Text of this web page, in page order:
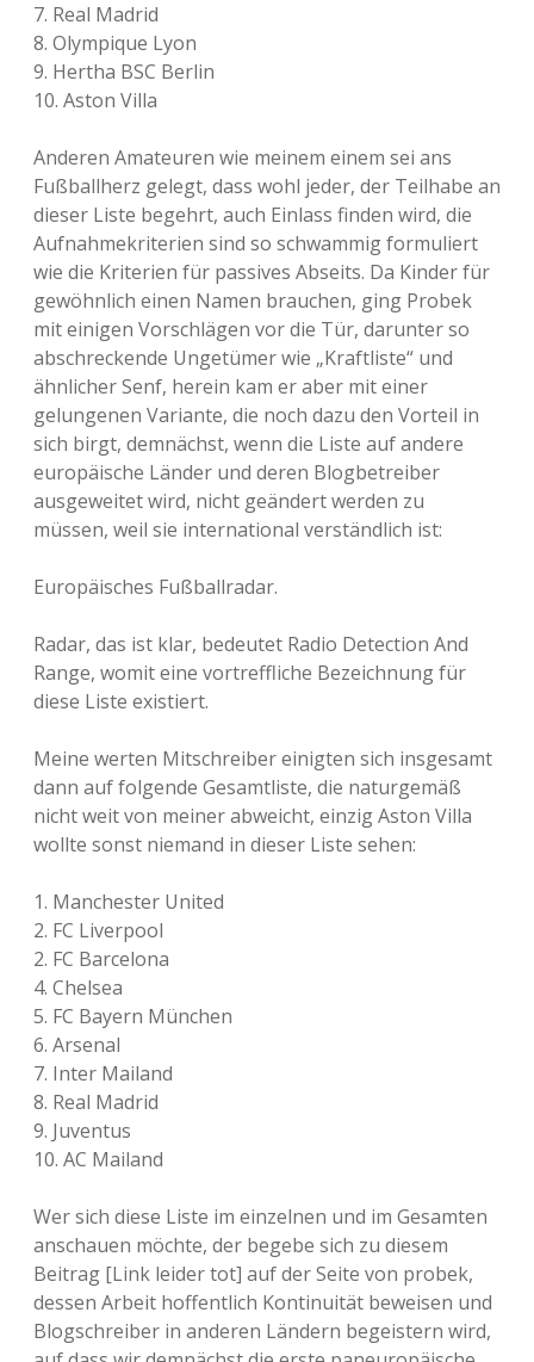
7. Real Madrid
8. Olympique Lyon
9. Hertha BSC Berlin
10. Aston Villa
Anderen Amateuren wie meinem einem sei ans
Fußballherz gelegt, dass wohl jeder, der Teilhabe an
dieser Liste begehrt, auch Einlass finden wird, die
Aufnahmekriterien sind so schwammig formuliert
wie die Kriterien für passives Abseits. Da Kinder für
gewöhnlich einen Namen brauchen, ging Probek
mit einigen Vorschlägen vor die Tür, darunter so
abschreckende Ungetümer wie „Kraftliste“ und
ähnlicher Senf, herein kam er aber mit einer
gelungenen Variante, die noch dazu den Vorteil in
sich birgt, demnächst, wenn die Liste auf andere
europäische Länder und deren Blogbetreiber
ausgeweitet wird, nicht geändert werden zu
müssen, weil sie international verständlich ist:
Europäisches Fußballradar.
Radar, das ist klar, bedeutet Radio Detection And
Range, womit eine vortreffliche Bezeichnung für
diese Liste existiert.
Meine werten Mitschreiber einigten sich insgesamt
dann auf folgende Gesamtliste, die naturgemäß
nicht weit von meiner abweicht, einzig Aston Villa
wollte sonst niemand in dieser Liste sehen:
1. Manchester United
2. FC Liverpool
2. FC Barcelona
4. Chelsea
5. FC Bayern München
6. Arsenal
7. Inter Mailand
8. Real Madrid
9. Juventus
10. AC Mailand
Wer sich diese Liste im einzelnen und im Gesamten
anschauen möchte, der begebe sich zu diesem
Beitrag [Link leider tot] auf der Seite von probek,
dessen Arbeit hoffentlich Kontinuität beweisen und
Blogschreiber in anderen Ländern begeistern wird,